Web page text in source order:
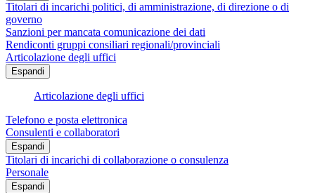
Titolari di incarichi politici, di amministrazione, di direzione o di
governo
Sanzioni per mancata comunicazione dei dati
Rendiconti gruppi consiliari regionali/provinciali
Articolazione degli uffici
Espandi
Articolazione degli uffici
Telefono e posta elettronica
Consulenti e collaboratori
Espandi
Titolari di incarichi di collaborazione o consulenza
Personale
Espandi